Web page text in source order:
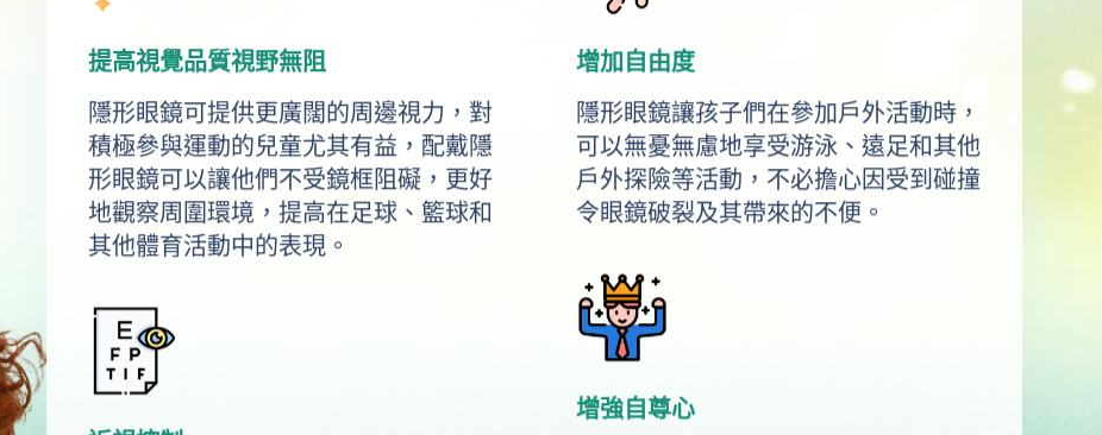
提高視覺品質視野無阻
隱形眼鏡可提供更廣闊的周邊視力，對
積極參與運動的兒童尤其有益，配戴隱
形眼鏡可以讓他們不受鏡框阻礙，更好
地觀察周圍環境，提高在足球、籃球和
其他體育活動中的表現。
增加自由度
隱形眼鏡讓孩子們在參加戶外活動時，
可以無憂無慮地享受游泳、遠足和其他
戶外探險等活動，不必擔心因受到碰撞
令眼鏡破裂及其帶來的不便。
增強自尊心